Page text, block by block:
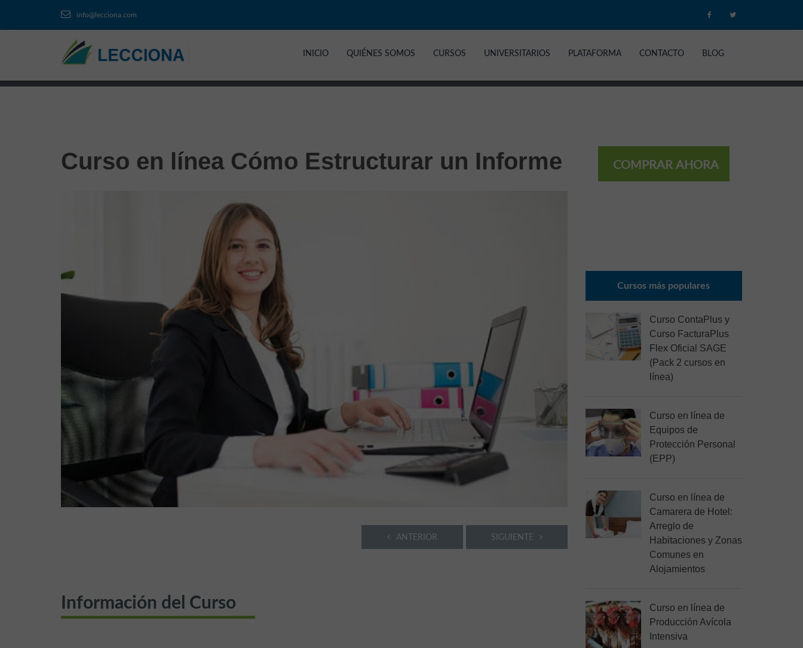
info@lecciona.com
INICIO QUIÉNES SOMOS CURSOS UNIVERSITARIOS PLATAFORMA CONTACTO BLOG
Curso en línea Cómo Estructurar un Informe
SIGUIENTE
ANTERIOR
Información del Curso
COMPRAR AHORA
Cursos más populares
Curso ContaPlus y
Curso FacturaPlus
Flex Oficial SAGE
(Pack 2 cursos en
línea)
Curso en línea de
Equipos de
Protección Personal
(EPP)
Curso en línea de
Camarera de Hotel:
Arreglo de
Habitaciones y Zonas
Comunes en
Alojamientos
Curso en línea de
Producción Avícola
Intensiva